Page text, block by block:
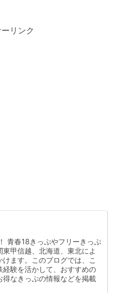
リンク
青春18きっぷやフリーきっぷ
東甲信越、北海道、東北によ
けます。このブログでは、こ
経験を活かして、おすすめの
得なきっぷの情報などを掲載